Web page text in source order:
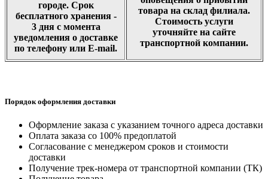
городе. Срок
бесплатного хранения -
3 дня с момента
уведомления о доставке
по телефону или E-mail.
товара на склад филиала.
Стоимость услуги
уточняйте на сайте
транспортной компании.
Порядок оформления доставки
Оформление заказа с указанием точного адреса доставки
Оплата заказа со 100% предоплатой
Согласование с менеджером сроков и стоимости
доставки
Получение трек-номера от транспортной компании (ТК)